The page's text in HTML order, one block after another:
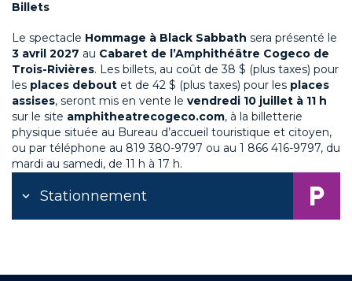
Billets
Le spectacle Hommage à Black Sabbath sera présenté le
3 avril 2027 au Cabaret de l’Amphithéâtre Cogeco de
Trois-Rivières. Les billets, au coût de 38 $ (plus taxes) pour
les places debout et de 42 $ (plus taxes) pour les places
assises, seront mis en vente le vendredi 10 juillet à 11 h
sur le site amphitheatrecogeco.com, à la billetterie
physique située au Bureau d’accueil touristique et citoyen,
ou par téléphone au 819 380-9797 ou au 1 866 416-9797, du
mardi au samedi, de 11 h à 17 h.
Stationnement